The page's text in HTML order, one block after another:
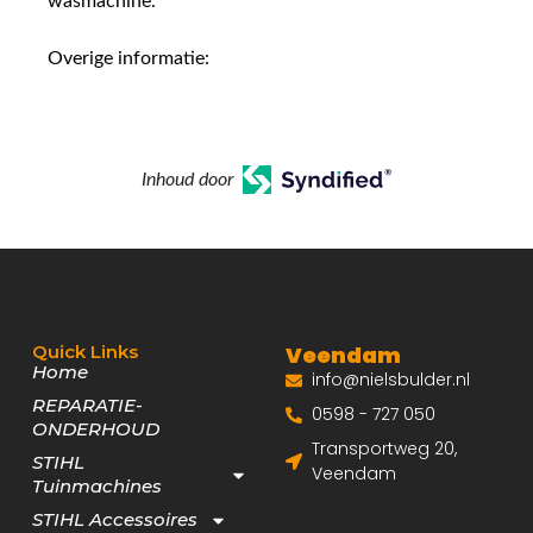
Overige informatie:
Inhoud door
Quick Links
Home
REPARATIE-
ONDERHOUD
STIHL
Tuinmachines
STIHL Accessoires
Veendam
info@nielsbulder.nl
0598 - 727 050
Transportweg 20,
Veendam